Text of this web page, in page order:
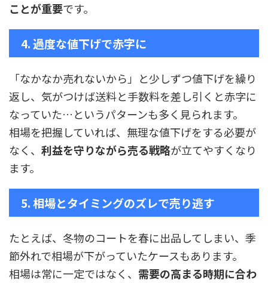
ことが重要です。
4. 過度な値下げで赤字に
「なかなか売れないから」と少しずつ値下げを繰り
返し、気がつけば送料と手数料を差し引くと赤字に
なっていた…というパターンも多く見られます。
相場を把握していれば、無理な値下げをする必要が
なく、 利益を守りながら売る戦略が立てやすくなり
ます。
5. 相場とタイミングのズレで売り逃す
たとえば、冬物のコートを春に出品してしまい、季
節外れで相場が下がっていたケースもあります。
相場は常に一定ではなく、 需要の高まる時期に合わ